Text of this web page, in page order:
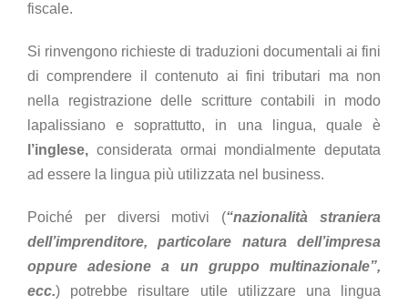
fiscale.
Si rinvengono richieste di traduzioni documentali ai fini
di comprendere il contenuto ai fini tributari ma non
nella registrazione delle scritture contabili in modo
lapalissiano e soprattutto, in una lingua, quale è
l’inglese, considerata ormai mondialmente deputata
ad essere la lingua più utilizzata nel business.
Poiché per diversi motivi (“nazionalità straniera
dell’imprenditore, particolare natura dell’impresa
oppure adesione a un gruppo multinazionale”,
ecc.) potrebbe risultare utile utilizzare una lingua